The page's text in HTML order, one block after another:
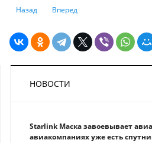
Предыдущий: Агросубсидии: как не
Назад Следующий:
Вперед
НОВОСТИ
Starlink Маска завоевывает
авиакомпаниях уже есть